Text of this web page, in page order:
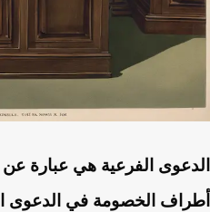
الدعوى الفرعية هي عبارة
أطراف الخصومة في الدعوى